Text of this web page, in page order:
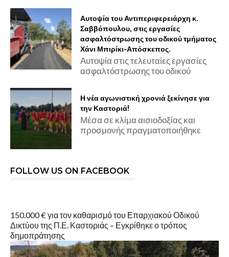
Αυτοψία του Αντιπεριφερειάρχη κ.
Σαββόπουλου, στις εργασίες
ασφαλτόστρωσης του οδικού τμήματος
Χάνι Μπιρίκι-Απόσκεπος.
Αυτοψία στις τελευταίες εργασίες
ασφαλτόστρωσης του οδικού
Η νέα αγωνιστική χρονιά ξεκίνησε για
την Καστοριά!
Μέσα σε κλίμα αισιοδοξίας και
προσμονής πραγματοποιήθηκε
FOLLOW US ON FACEBOOK
150.000 € για τον καθαρισμό του Επαρχιακού Οδικού
Δικτύου της Π.Ε. Καστοριάς – Εγκρίθηκε ο τρόπος
δημοπράτησης